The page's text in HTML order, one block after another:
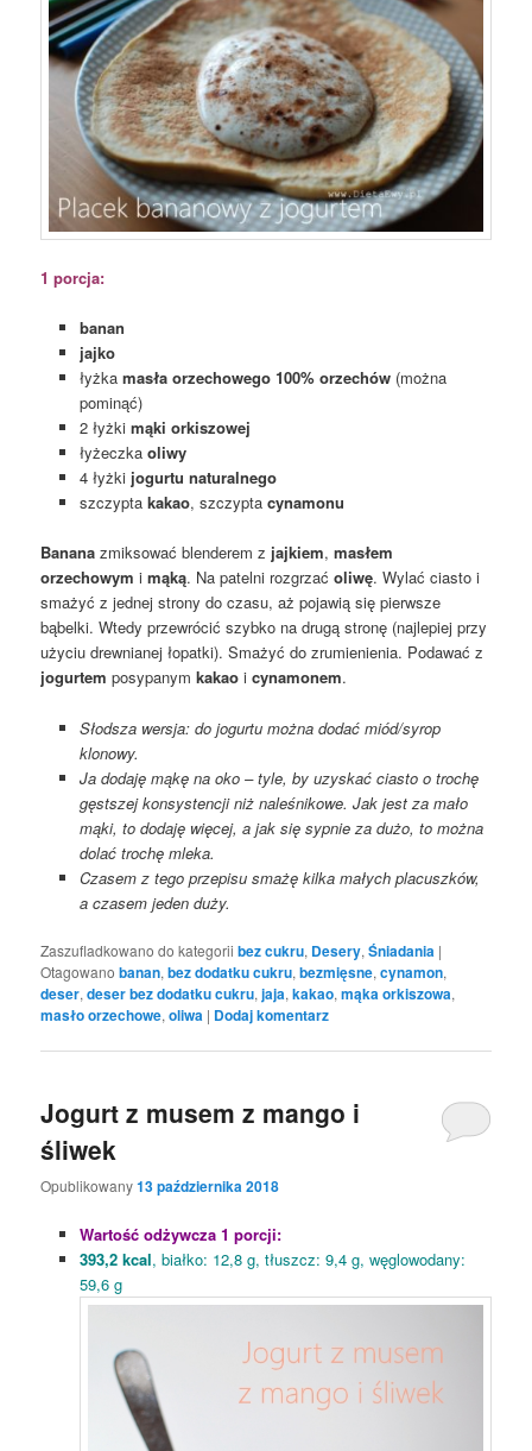
1 porcja:
banan
jajko
łyżka masła orzechowego 100% orzechów (można
pominąć)
2 łyżki mąki orkiszowej
łyżeczka oliwy
4 łyżki jogurtu naturalnego
szczypta kakao, szczypta cynamonu
Banana zmiksować blenderem z jajkiem,masłem
orzechowym imąką. Na patelni rozgrzaćoliwę. Wylać ciasto i
smażyć z jednej strony do czasu, aż pojawią się pierwsze
bąbelki. Wtedy przewrócić szybko na drugą stronę (najlepiej przy
użyciu drewnianej łopatki). Smażyć do zrumienienia. Podawać z
jogurtem posypanymkakao icynamonem.
Słodsza wersja: do jogurtu można dodać miód/syrop
klonowy.
Ja dodaję mąkę na oko – tyle, by uzyskać ciasto o trochę
gęstszej konsystencji niż naleśnikowe. Jak jest za mało
mąki, to dodaję więcej, a jak się sypnie za dużo, to można
dolać trochę mleka.
Czasem z tego przepisu smażę kilka małych placuszków,
a czasem jeden duży.
Zaszufladkowano do kategorii bez cukru, Desery,Śniadania |
Otagowano banan,bez dodatku cukru,bezmięsne,cynamon,
deser,deser bez dodatku cukru,jaja,kakao,mąka orkiszowa,
masło orzechowe,oliwa | Dodaj komentarz
Jogurt z musem z mango i
śliwek
Opublikowany13 października 2018
Wartość odżywcza 1 porcji:
393,2 kcal, białko: 12,8 g, tłuszcz: 9,4 g, węglowodany:
59,6 g